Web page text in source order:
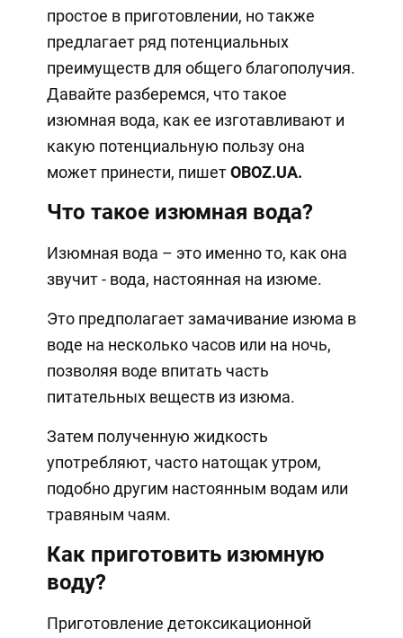
простое в приготовлении, но также
предлагает ряд потенциальных
преимуществ для общего благополучия.
Давайте разберемся, что такое
изюмная вода, как ее изготавливают и
какую потенциальную пользу она
может принести, пишетOBOZ.UA.
Что такое изюмная вода?
Изюмная вода – это именно то, как она
звучит - вода, настоянная на изюме.
Это предполагает замачивание изюма в
воде на несколько часов или на ночь,
позволяя воде впитать часть
питательных веществ из изюма.
Затем полученную жидкость
употребляют, часто натощак утром,
подобно другим настоянным водам или
травяным чаям.
Как приготовить изюмную
воду?
Приготовление детоксикационной